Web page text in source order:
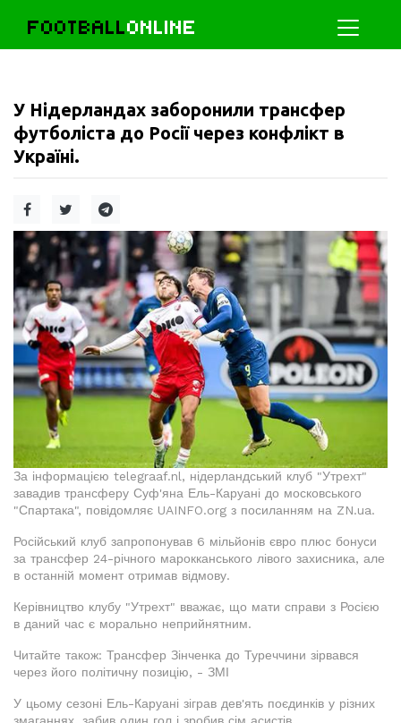
FOOTBALLONLINE
У Нідерландах заборонили трансфер
футболіста до Росії через конфлікт в
Україні.
За інформацією telegraaf.nl, нідерландський клуб "Утрехт"
завадив трансферу Суф'яна Ель-Каруані до московського
"Спартака", повідомляє UAINFO.org з посиланням на ZN.ua.
Російський клуб запропонував 6 мільйонів євро плюс бонуси
за трансфер 24-річного марокканського лівого захисника, але
в останній момент отримав відмову.
Керівництво клубу "Утрехт" вважає, що мати справи з Росією
в даний час є морально неприйнятним.
Читайте також: Трансфер Зінченка до Туреччини зірвався
через його політичну позицію, - ЗМІ
У цьому сезоні Ель-Каруані зіграв дев'ять поєдинків у різних